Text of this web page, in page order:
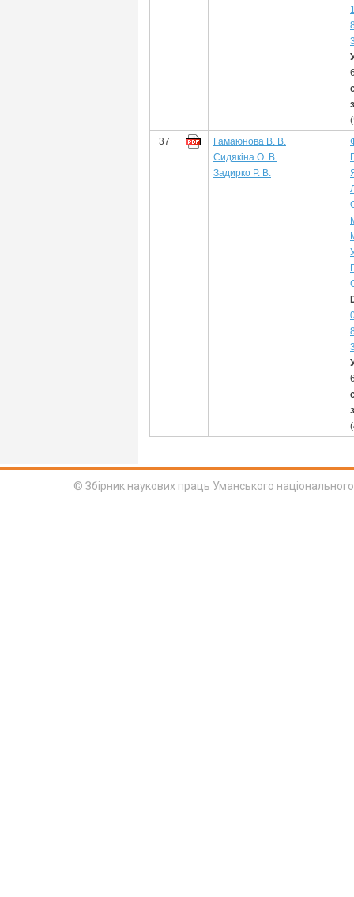
37
Гамаюнова В. В.
Сидякіна О. В.
Задирко Р. В.
© Збірник наукових праць Уманського